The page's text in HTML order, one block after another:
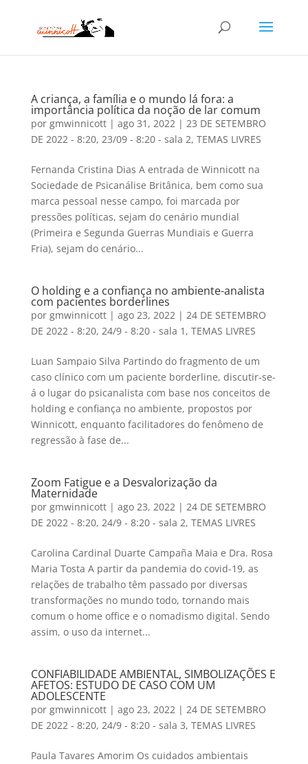
A criança, a família e o mundo lá fora: a
importância política da noção de lar comum
por gmwinnicott| ago 31, 2022| 23 DE SETEMBRO
DE 2022 - 8:20, 23/09 - 8:20 - sala 2, TEMAS LIVRES
Fernanda Cristina Dias A entrada de Winnicott na
Sociedade de Psicanálise Britânica, bem como sua
marca pessoal nesse campo, foi marcada por
pressões políticas, sejam do cenário mundial
(Primeira e Segunda Guerras Mundiais e Guerra
Fria), sejam do cenário...
O holding e a confiança no ambiente-analista
com pacientes borderlines
por gmwinnicott| ago 23, 2022| 24 DE SETEMBRO
DE 2022 - 8:20, 24/9 - 8:20 - sala 1 , TEMAS LIVRES
Luan Sampaio Silva Partindo do fragmento de um
caso clínico com um paciente borderline, discutir-se-
á o lugar do psicanalista com base nos conceitos de
holding e confiança no ambiente, propostos por
Winnicott, enquanto facilitadores do fenômeno de
regressão à fase de...
Zoom Fatigue e a Desvalorização da
Maternidade
por gmwinnicott| ago 23, 2022| 24 DE SETEMBRO
DE 2022 - 8:20, 24/9 - 8:20 - sala 2, TEMAS LIVRES
Carolina Cardinal Duarte Campaña Maia e Dra. Rosa
Maria Tosta A partir da pandemia do covid-19, as
relações de trabalho têm passado por diversas
transformações no mundo todo, tornando mais
comum o home office e o nomadismo digital. Sendo
assim, o uso da internet...
CONFIABILIDADE AMBIENTAL, SIMBOLIZAÇÕES E
AFETOS: ESTUDO DE CASO COM UM
ADOLESCENTE
por gmwinnicott| ago 23, 2022| 24 DE SETEMBRO
DE 2022 - 8:20, 24/9 - 8:20 - sala 3, TEMAS LIVRES
Paula Tavares Amorim Os cuidados ambientais